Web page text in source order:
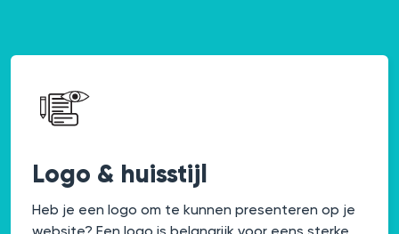
Logo & huisstijl
Heb je een logo om te kunnen presenteren op je